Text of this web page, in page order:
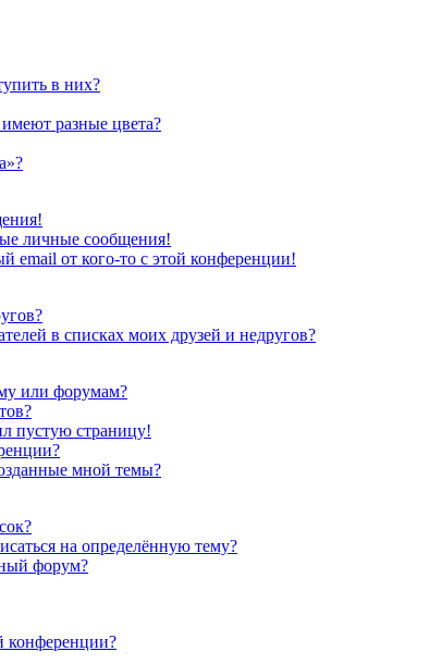
в них?
разные цвета?
личные сообщения!
email от кого-то с этой конференции!
в списках моих друзей и недругов?
или форумам?
пустую страницу!
мной темы?
на определённую тему?
форум?
конференции?